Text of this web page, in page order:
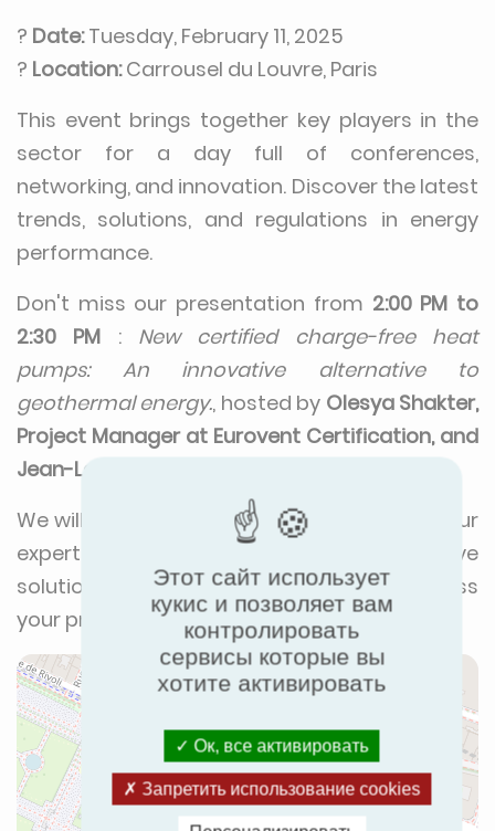
? Date:Tuesday, February 11, 2025
? Location:Carrousel du Louvre, Paris
This event brings together key players in the
sector for a day full of conferences,
networking, and innovation. Discover the latest
trends, solutions, and regulations in energy
performance.
Don't miss our presentation from 2:00 PM to
2:30 PM : New certified charge-free heat
pumps: An innovative alternative to
geothermal energy., hosted by Olesya Shakter,
Project Manager at Eurovent Certification, and
Jean-Louis Berçaits, CEO of LEMASSON
We will be there to connect with you, share our
expertise, and showcase our innovative
solutions. Visit our boothTech 12to discuss
your projects and explore new opportunities.
Этот сайт использует
кукис и позволяет вам
контролировать
сервисы которые вы
хотите активировать
Ок, все активировать
Запретить использование cookies